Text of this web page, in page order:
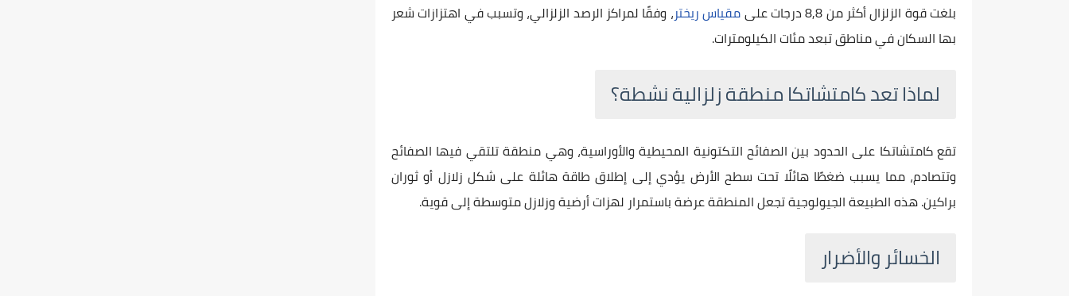
بلغت قوة الزلزال أكثر من 8,8 درجات على
مقياس ريختر، وفقًا لمراكز الرصد الزلزالي، وتسبب في اهتزازات شعر
بها السكان في مناطق تبعد مئات الكيلومترات.
لماذا تعد كامتشاتكا منطقة زلزالية نشطة؟
تقع كامتشاتكا على الحدود بين الصفائح التكتونية المحيطية والأوراسية، وهي منطقة تلتقي فيها الصفائح
وتتصادم، مما يسبب ضغطًا هائلًا تحت سطح الأرض يؤدي إلى إطلاق طاقة هائلة على شكل زلازل أو ثوران
براكين. هذه الطبيعة الجيولوجية تجعل المنطقة عرضة باستمرار لهزات أرضية وزلازل متوسطة إلى قوية.
الخسائر والأضرار